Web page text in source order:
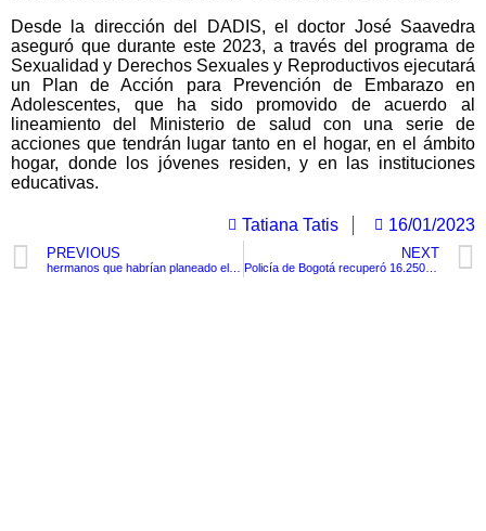
Desde la dirección del DADIS, el doctor José Saavedra
aseguró que durante este 2023, a través del programa de
Sexualidad y Derechos Sexuales y Reproductivos ejecutará
un Plan de Acción para Prevención de Embarazo en
Adolescentes, que ha sido promovido de acuerdo al
lineamiento del Ministerio de salud con una serie de
acciones que tendrán lugar tanto en el hogar, en el ámbito
hogar, donde los jóvenes residen, y en las instituciones
educativas.
Tatiana Tatis 16/01/2023
PREVIOUS NEXT
Policía de Bogotá recuperó 16.250 dólares hurtados en un hotel y hallados en una alcantarilla